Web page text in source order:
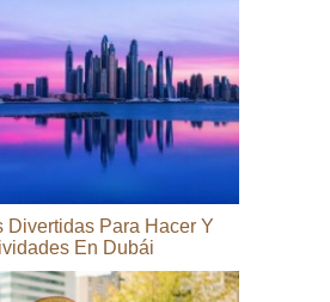
Divertidas Para Hacer Y
En Dubái